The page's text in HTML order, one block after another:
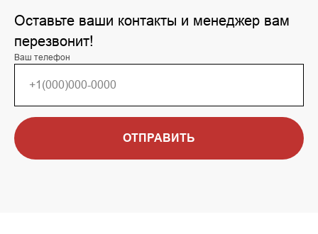
Оставьте ваши контакты и менеджер вам
перезвонит!
Ваш телефон
ОТПРАВИТЬ